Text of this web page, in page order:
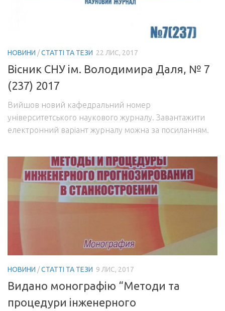
НОВИНИ /СТАТТІ ТА ТЕЗИ 22 ЛИС, 2017
Вісник СНУ ім. Володимира Даля, № 7
(237) 2017
Вийшов новий кафедральний номер
університетського наукового журналу. Завантажити
електронний варіант журналу можна за посиланням.
НОВИНИ /СТАТТІ ТА ТЕЗИ 9 ЛИС, 2017
Видано монографію “Методи та
процедури інженерного